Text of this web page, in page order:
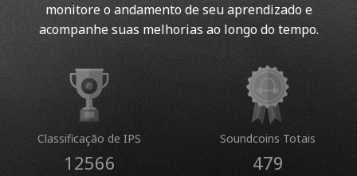
monitore o andamento de seu aprendizado e
acompanhe suas melhorias ao longo do tempo.
Classificação de IPS
12566
Soundcoins Totais
479